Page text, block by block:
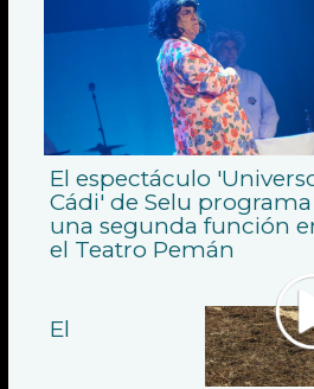
El espectáculo
Cádi' de Selu programa
una segunda función
el Teatro Pemán
El